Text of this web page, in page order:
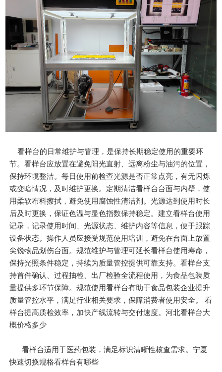
看样台的日常维护与管理，是保持长期稳定使用的重要环
节。看样台应放置在避免阳光直射、远离粉尘与油污的位置，
保持环境整洁。每日使用前检查光源是否正常点亮，有无闪烁
或变暗情况，及时维护更换。定期清洁看样台台面与内壁，使
用柔软布料擦拭，避免使用腐蚀性清洁剂。光源达到使用时长
后及时更换，保证色温与显色指数保持稳定。建立看样台使用
记录，记录使用时间、光源状态、维护内容等信息，便于跟踪
设备状态。操作人员应接受规范使用培训，避免在台面上放置
尖锐物品划伤台面。规范维护与管理可延长看样台使用寿命，
保持光照条件稳定，持续为质量管控提供可靠支持。看样台支
持首件确认、过程抽检、出厂检验全流程使用，为食品包装质
量提供多环节保障。规范使用看样台有助于食品包装企业提升
质量管控水平，满足行业相关要求，保障消费者使用安全。 看
样台提高质检效率，加快产线流转与交付速度。河北看样台大
概价格多少
看样台适用于医药包装，满足标识清晰性核查需求。宁夏
快速切换规格看样台有哪些